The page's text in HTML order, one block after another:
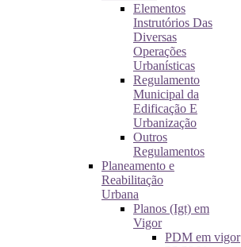
Elementos
Instrutórios Das
Diversas
Operações
Urbanísticas
Regulamento
Municipal da
Edificação E
Urbanização
Outros
Regulamentos
Planeamento e
Reabilitação
Urbana
Planos (Igt) em
Vigor
PDM em vigor